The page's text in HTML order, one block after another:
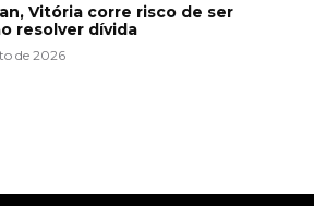
Vitória corre risco de ser
resolver dívida
de 2026